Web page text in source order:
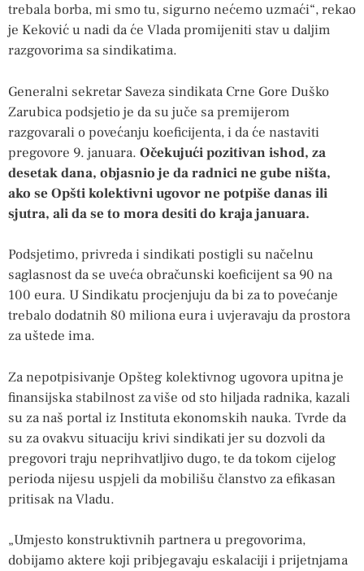
trebala borba, mi smo tu, sigurno nećemo uzmaći“, rekao
je Keković u nadi da će Vlada promijeniti stav u daljim
razgovorima sa sindikatima.
Generalni sekretar Saveza sindikata Crne Gore Duško
Zarubica podsjetio je da su juče sa premijerom
razgovarali o povećanju koeficijenta, i da će nastaviti
pregovore 9. januara. Očekujući pozitivan ishod, za
desetak dana, objasnio je da radnici ne gube ništa,
ako se Opšti kolektivni ugovor ne potpiše danas ili
sjutra, ali da se to mora desiti do kraja januara.
Podsjetimo, privreda i sindikati postigli su načelnu
saglasnost da se uveća obračunski koeficijent sa 90 na
100 eura. U Sindikatu procjenjuju da bi za to povećanje
trebalo dodatnih 80 miliona eura i uvjeravaju da prostora
za uštede ima.
Za nepotpisivanje Opšteg kolektivnog ugovora upitna je
finansijska stabilnost za više od sto hiljada radnika, kazali
su za naš portal iz Instituta ekonomskih nauka. Tvrde da
su za ovakvu situaciju krivi sindikati jer su dozvoli da
pregovori traju neprihvatljivo dugo, te da tokom cijelog
perioda nijesu uspjeli da mobilišu članstvo za efikasan
pritisak na Vladu.
„Umjesto konstruktivnih partnera u pregovorima,
dobijamo aktere koji pribјegavaju eskalaciji i priјetnjama